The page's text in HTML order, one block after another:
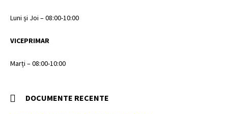
Luni și Joi – 08:00-10:00
VICEPRIMAR
Marți – 08:00-10:00
DOCUMENTE RECENTE